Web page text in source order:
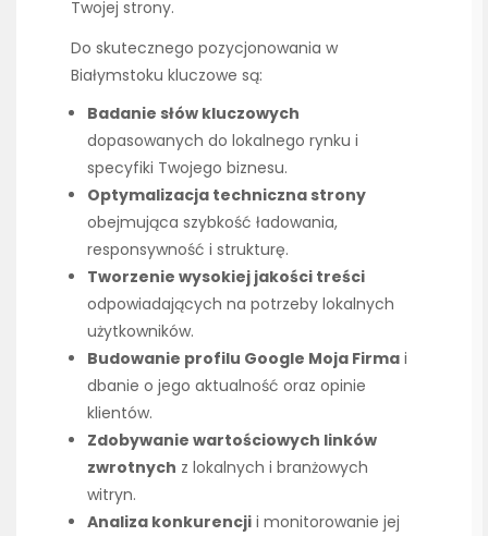
Twojej strony.
Do skutecznego pozycjonowania w
Białymstoku kluczowe są:
Badanie słów kluczowych
dopasowanych do lokalnego rynku i
specyfiki Twojego biznesu.
Optymalizacja techniczna strony
obejmująca szybkość ładowania,
responsywność i strukturę.
Tworzenie wysokiej jakości treści
odpowiadających na potrzeby lokalnych
użytkowników.
Budowanie profilu Google Moja Firma i
dbanie o jego aktualność oraz opinie
klientów.
Zdobywanie wartościowych linków
zwrotnych z lokalnych i branżowych
witryn.
Analiza konkurencji i monitorowanie jej